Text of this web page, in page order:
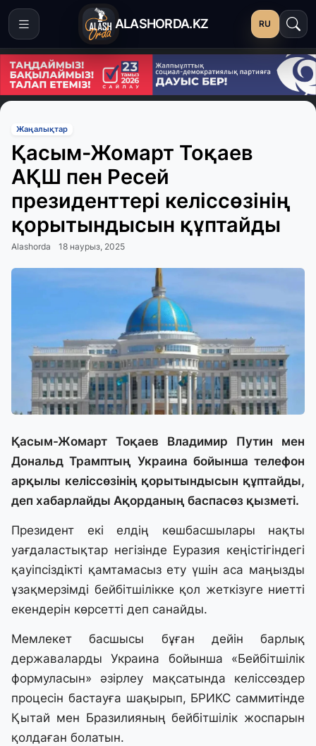
ALASHORDA.KZ RU
Жаңалықтар
Қасым-Жомарт Тоқаев
АҚШ пен Ресей
президенттері келіссөзінің
қорытындысын құптайды
Alashorda 18 наурыз, 2025
Қасым-Жомарт Тоқаев Владимир Путин мен
Дональд Трамптың Украина бойынша телефон
арқылы келіссөзінің қорытындысын құптайды,
деп хабарлайды Ақорданың баспасөз қызметі.
Президент екі елдің көшбасшылары нақты
уағдаластықтар негізінде Еуразия кеңістігіндегі
қауіпсіздікті қамтамасыз ету үшін аса маңызды
ұзақмерзімді бейбітшілікке қол жеткізуге ниетті
екендерін көрсетті деп санайды.
Мемлекет басшысы бұған дейін барлық
державаларды Украина бойынша «Бейбітшілік
формуласын» әзірлеу мақсатында келіссөздер
процесін бастауға шақырып, БРИКС саммитінде
Қытай мен Бразилияның бейбітшілік жоспарын
қолдаған болатын.